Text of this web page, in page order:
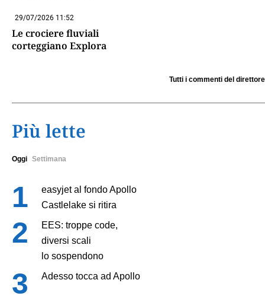
29/07/2026 11:52
Le crociere fluviali
corteggiano Explora
Tutti i commenti del direttore
Più lette
Oggi Settimana
easyjet al fondo Apollo
Castlelake si ritira
EES: troppe code,
diversi scali
lo sospendono
Adesso tocca ad Apollo